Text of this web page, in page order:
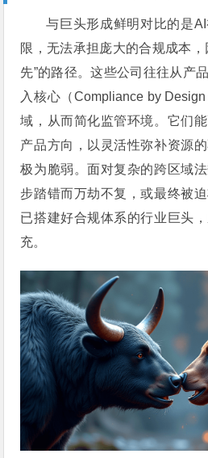
与巨头形成鲜明对比的是
限，无法承担庞大的合规成本
先”的路径。这些公司往往从产
入核心（Compliance by
域，从而简化监管环境。它们
产品方向，以灵活性弥补资源
极为脆弱。面对复杂的跨区域
步踏错而万劫不复，或最终被
已搭建好合规体系的行业巨头
充。